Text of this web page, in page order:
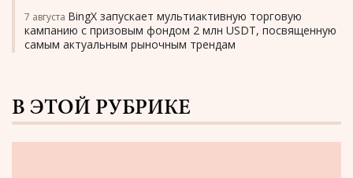
7 августа BingX запускает мультиактивную торговую
кампанию с призовым фондом 2 млн USDT, посвященную
самым актуальным рыночным трендам
В ЭТОЙ РУБРИКЕ